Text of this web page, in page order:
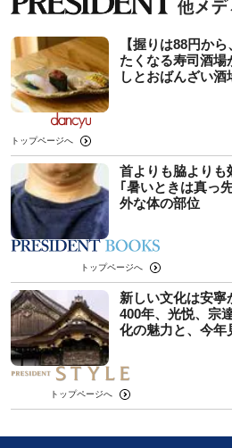
【握りは88円か
たくなる寿司酒場
しとおばんざい酒
トップページへ
首よりも脇より
｢暑いときは真っ
外な体の部位
トップページへ
新しい文化は安寧
400年、光悦、宗
化の魅力と、今年
トップページへ